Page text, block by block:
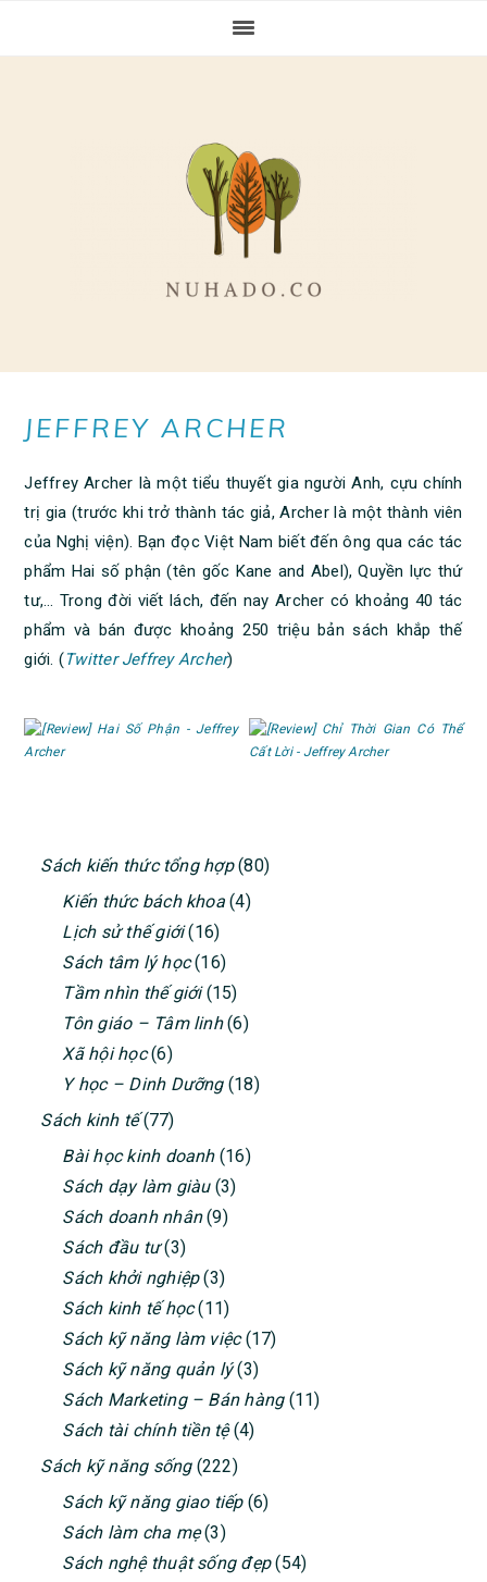
JEFFREY ARCHER
Jeffrey Archer là một tiểu thuyết gia người Anh, cựu chính
trị gia (trước khi trở thành tác giả, Archer là một thành viên
của Nghị viện). Bạn đọc Việt Nam biết đến ông qua các tác
phẩm Hai số phận (tên gốc Kane and Abel), Quyền lực thứ
tư,… Trong đời viết lách, đến nay Archer có khoảng 40 tác
phẩm và bán được khoảng 250 triệu bản sách khắp thế
giới. (Twitter Jeffrey Archer)
PRIMARY
SIDEBAR
Sách kiến thức tổng hợp(80)
Kiến thức bách khoa(4)
Lịch sử thế giới(16)
Sách tâm lý học(16)
Tầm nhìn thế giới(15)
Tôn giáo – Tâm linh(6)
Xã hội học(6)
Y học – Dinh Dưỡng(18)
Sách kinh tế(77)
Bài học kinh doanh(16)
Sách dạy làm giàu(3)
Sách doanh nhân(9)
Sách đầu tư(3)
Sách khởi nghiệp(3)
Sách kinh tế học(11)
Sách kỹ năng làm việc(17)
Sách kỹ năng quản lý(3)
Sách Marketing – Bán hàng(11)
Sách tài chính tiền tệ(4)
Sách kỹ năng sống(222)
Sách kỹ năng giao tiếp(6)
Sách làm cha mẹ(3)
Sách nghệ thuật sống đẹp(54)